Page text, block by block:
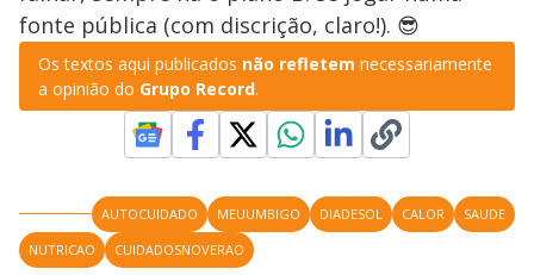
fonte pública (com discrição, claro!). 😎
Os textos aqui publicados não refletem necessariamente
a opinião do Grupo Record.
AUTOCUIDADO MEUUMBIGO DIADESOL CALOR
SAUDE
NUTRICAO
CUIDADOSNOVERAO